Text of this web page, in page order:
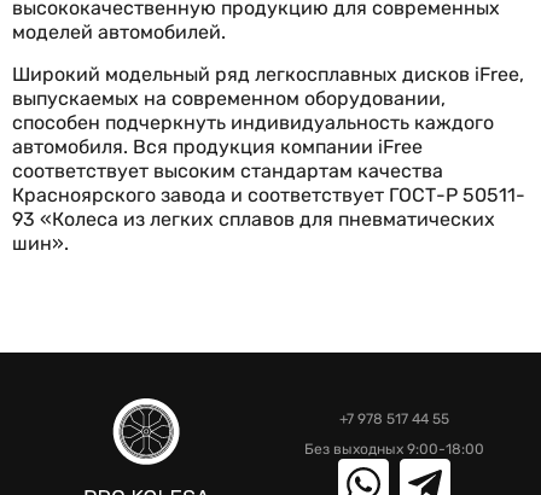
высококачественную продукцию для современных
моделей автомобилей.
Широкий модельный ряд легкосплавных дисков iFree,
выпускаемых на современном оборудовании,
способен подчеркнуть индивидуальность каждого
автомобиля. Вся продукция компании iFree
соответствует высоким стандартам качества
Красноярского завода и соответствует ГОСТ-Р 50511-
93 «Колеса из легких сплавов для пневматических
шин».
+7 978 517 44 55
Без выходных 9:00-18:00